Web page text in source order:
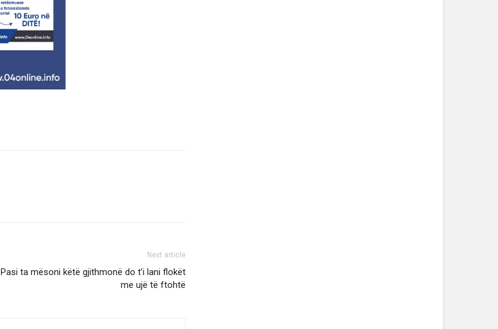
Next article
Pasi ta mësoni këtë gjithmonë do t’i lani flokët
me ujë të ftohtë